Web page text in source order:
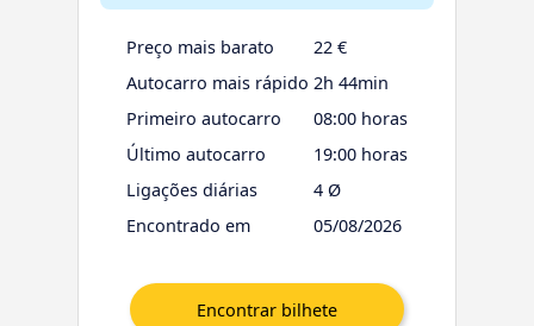
Preço mais barato
22 €
Autocarro mais rápido 2h 44min
Primeiro autocarro
08:00 horas
Último autocarro
19:00 horas
Ligações diárias
4 Ø
Encontrado em
05/08/2026